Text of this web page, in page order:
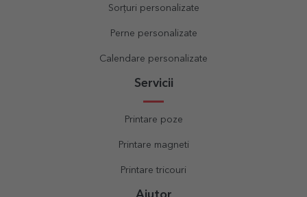
Sorțuri personalizate
Perne personalizate
Calendare personalizate
Servicii
Printare poze
Printare magneti
Printare tricouri